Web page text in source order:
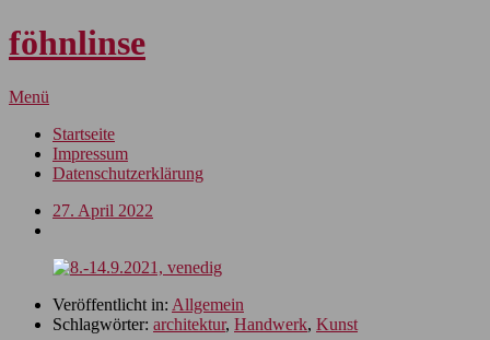
föhnlinse
Menü
Startseite
Impressum
Datenschutzerklärung
27. April 2022
Veröffentlicht in: Allgemein
Schlagwörter: architektur, Handwerk, Kunst